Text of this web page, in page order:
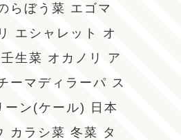
らぼう菜 エゴマ
エシャレット
オ
壬生菜 オカノリ
ア
ーマディラーパ ス
ーン(ケール)
日本
カラシ菜 冬菜 タ